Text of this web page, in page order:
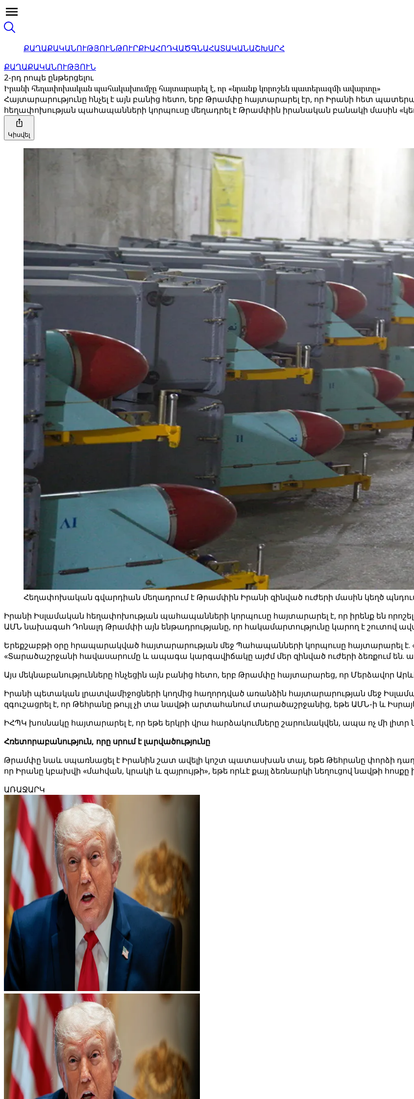
ՔԱՂԱՔԱԿԱՆՈՒԹՅՈՒՆԹՈՒՐՔԻԱՀՈԴՎԱԾԳՆԱՀԱՏԱԿԱՆԱՇԽԱՐՀ
ՔԱՂԱՔԱԿԱՆՈՒԹՅՈՒՆ
2-րդ րոպե ընթերցելու
Իրանի հեղափոխական պահակախումբը հայտարարել է, որ «նրանք կորոշեն պատերազմի ավարտը»
Հայտարարությունը հնչել է այն բանից հետո, երբ Թրամփը հայտարարել էր, որ Իրանի հետ
հեղափոխության պահապանների կորպուսը մեղադրել է Թրամփին իրանական բանակի մասին
Կիսվել
Հեղափոխական գվարդիան մեղադրում է Թրամփին Իրանի զինված ուժերի մասին կեղծ
Իրանի Իսլամական հեղափոխության պահապանների կորպուսը հայտարարել է, որ իրենք են
ԱՄՆ նախագահ Դոնալդ Թրամփի այն ենթադրությանը, որ հակամարտությունը կարող է շուտով
Երեքշաբթի օրը հրապարակված հայտարարության մեջ Պահապանների կորպուսը հայտարարել է.
«Տարածաշրջանի հավասարումը և ապագա կարգավիճակը այժմ մեր զինված ուժերի ձեռքում են.
Այս մեկնաբանությունները հնչեցին այն բանից հետո, երբ Թրամփը հայտարարեց, որ Մերձավոր
Իրանի պետական ​​լրատվամիջոցների կողմից հաղորդված առանձին հայտարարության մեջ
զգուշացրել է, որ Թեհրանը թույլ չի տա նավթի արտահանում տարածաշրջանից, եթե ԱՄՆ-ի և
ԻՀՊԿ խոսնակը հայտարարել է, որ եթե երկրի վրա հարձակումները շարունակվեն, ապա ոչ մի լիտր
Հռետորաբանություն, որը սրում է լարվածությունը
Թրամփը նաև սպառնացել է Իրանին շատ ավելի կոշտ պատասխան տալ, եթե Թեհրանը փորձի
որ Իրանը կբախվի «մահվան, կրակի և զայրույթի», եթե որևէ քայլ ձեռնարկի նեղուցով նավթի հոսքը
ԱՌԱՋԱՐԿ